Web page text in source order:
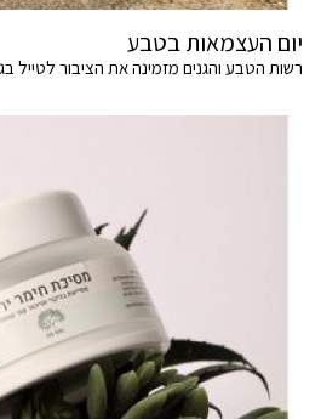
יום העצמאות בטבע
רשות הטבע והגנים מזמינה את הציבור לטייל